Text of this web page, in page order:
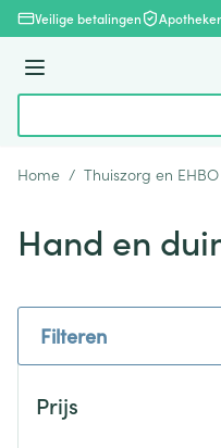
Ga naar de inhoud
Veilige betalingen
Menu
Home / Thuiszorg en EHBO
Hand en
Filteren
Prijs